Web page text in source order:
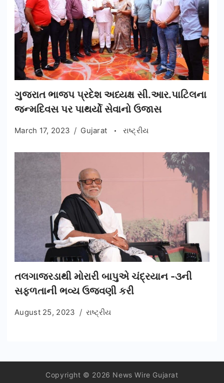
ગુજરાત ભાજપ પ્રદેશ અધ્યક્ષ સી.આર.પાટિલના
જન્મદિવસ પર પાથર્યો સેવાનો ઉજાસ
March 17, 2023 Gujarat રાષ્ટ્રીય
તલગાજરડાથી મોરારી બાપુએ ચંદ્રયાન -૩ની
સફળતાની ભવ્ય ઉજવણી કરી
August 25, 2023 રાષ્ટ્રીય
Copyright © 2026 News Wire Gujarat